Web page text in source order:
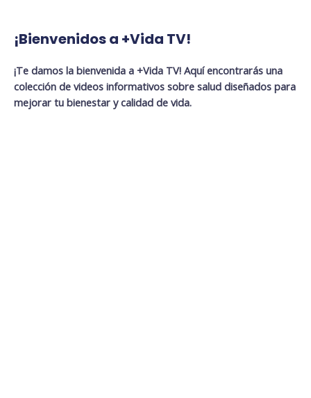
¡Bienvenidos a +Vida TV!
¡Te damos la bienvenida a +Vida TV! Aquí encontrarás una
colección de videos informativos sobre salud diseñados para
mejorar tu bienestar y calidad de vida.